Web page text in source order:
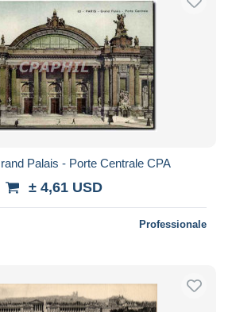
Palais - Porte Centrale CPA
± 4,61 USD
Professionale